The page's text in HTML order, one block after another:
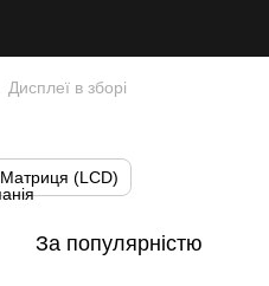
Дисплеї в зборі
Матриця (LCD)
За популярністю